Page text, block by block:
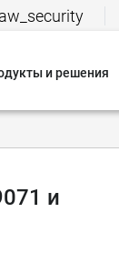
и решения
и